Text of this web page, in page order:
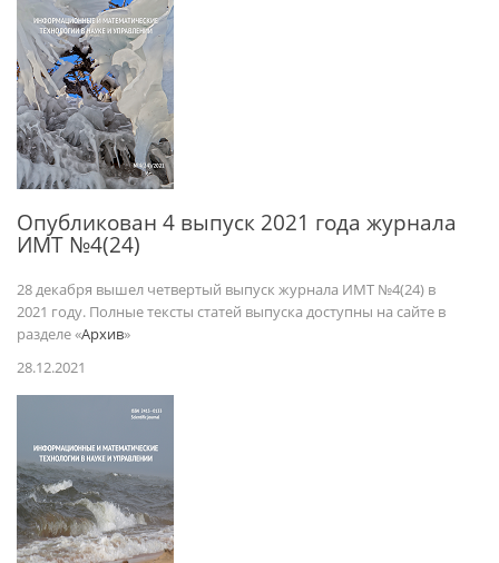
Опубликован 4 выпуск 2021 года журнала
ИМТ №4(24)
28 декабря вышел четвертый выпуск журнала ИМТ №4(24) в
2021 году. Полные тексты статей выпуска доступны на сайте в
разделе «Архив»
28.12.2021